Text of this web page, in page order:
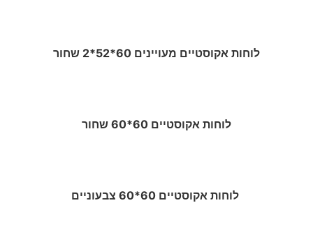
לוחות אקוסטיים מעויינים 60*52*2 שחור
לוחות אקוסטיים 60*60 שחור
לוחות אקוסטיים 60*60 צבעוניים